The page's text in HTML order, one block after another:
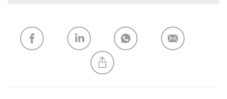
Min lista LÄGG TILL
SKAPA EN NY LISTA